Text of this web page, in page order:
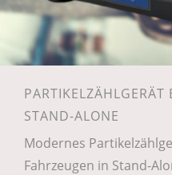
STAND-ALONE
Modernes
Fahrzeugen in Stand-